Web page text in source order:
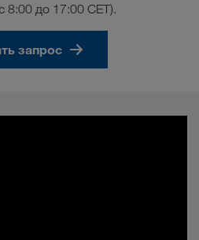
8:00 до 17:00 CET).
запрос